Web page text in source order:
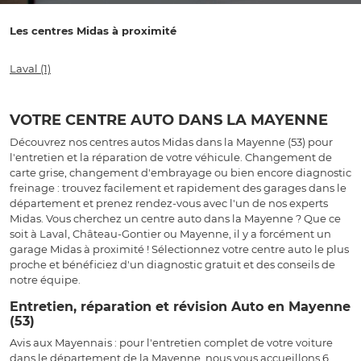
Les centres Midas à proximité
Laval (1)
VOTRE CENTRE AUTO DANS LA MAYENNE
Découvrez nos centres autos Midas dans la Mayenne (53) pour
l'entretien et la réparation de votre véhicule. Changement de
carte grise, changement d'embrayage ou bien encore diagnostic
freinage : trouvez facilement et rapidement des garages dans le
département et prenez rendez-vous avec l'un de nos experts
Midas. Vous cherchez un centre auto dans la Mayenne ? Que ce
soit à Laval, Château-Gontier ou Mayenne, il y a forcément un
garage Midas à proximité ! Sélectionnez votre centre auto le plus
proche et bénéficiez d'un diagnostic gratuit et des conseils de
notre équipe.
Entretien, réparation et révision Auto en Mayenne
(53)
Avis aux Mayennais : pour l'entretien complet de votre voiture
dans le département de la Mayenne, nous vous accueillons 6